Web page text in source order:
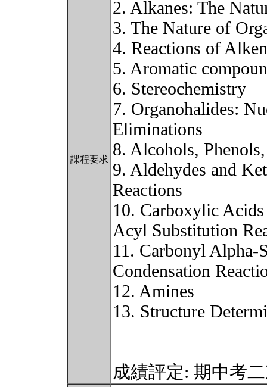
課程要求
2. Alkanes: The
3. The Nature of
4. Reactions of
5. Aromatic
6. Stereochemistry
7. Organohalides:
Eliminations
8. Alcohols,
9. Aldehydes and
Reactions
10. Carboxylic
Acyl Substitution
11. Carbonyl Alpha-
Condensation
12. Amines
13. Structure
成績評定: 期中考